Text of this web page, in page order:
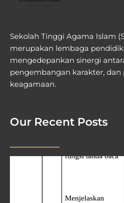
Sekolah Tinggi Agama Islam
merupakan lembaga
mengedepankan sinergi
pengembangan karakter,
keagamaan.
Our Recent Posts
Kisi Soal
Bahasa
Wajib Tahu
Kisi kisi soal